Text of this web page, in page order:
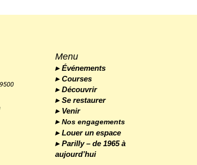
Menu
Événements
Courses
Découvrir
Se restaurer
Venir
Nos engagements
Louer un espace
Parilly – de 1965 à
aujourd’hui